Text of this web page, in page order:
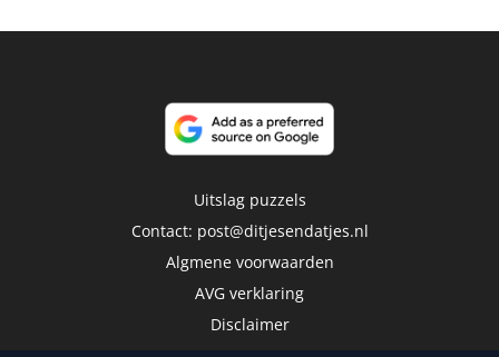
Uitslag puzzels
Contact: post@ditjesendatjes.nl
Algmene voorwaarden
AVG verklaring
Disclaimer